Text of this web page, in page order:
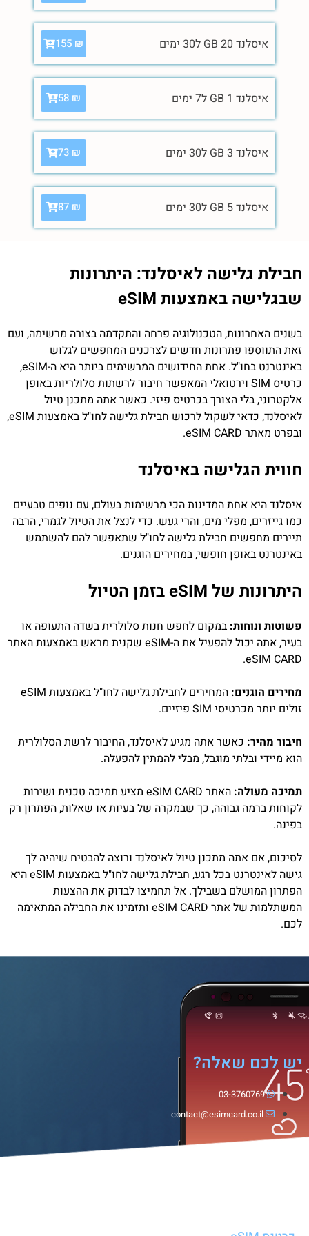
איסלנד 20 GB ל30 ימים 155 ₪
איסלנד 1 GB ל7 ימים 58 ₪
איסלנד 3 GB ל30 ימים 73 ₪
איסלנד 5 GB ל30 ימים 87 ₪
חבילת גלישה לאיסלנד: היתרונות
שבגלישה באמצעות eSIM
בשנים האחרונות, הטכנולוגיה פרחה והתקדמה בצורה מרשימה, ועם
זאת התווספו פתרונות חדשים לצרכנים המחפשים לגלוש
באינטרנט בחו"ל. אחת החידושים המרשימים ביותר היא ה-eSIM,
כרטיס SIM וירטואלי המאפשר חיבור לרשתות סלולריות באופן
אלקטרוני, בלי הצורך בכרטיס פיזי. כאשר אתה מתכנן טיול
לאיסלנד, כדאי לשקול לרכוש חבילת גלישה לחו"ל באמצעות eSIM,
ובפרט מאתר eSIM CARD.
חווית הגלישה באיסלנד
איסלנד היא אחת המדינות הכי מרשימות בעולם, עם נופים טבעיים
כמו גייזרים, מפלי מים, והרי געש. כדי לנצל את הטיול לגמרי, הרבה
תיירים מחפשים חבילת גלישה לחו"ל שתאפשר להם להשתמש
באינטרנט באופן חופשי, במחירים הוגנים.
היתרונות של eSIM בזמן הטיול
פשוטות ונוחות: במקום לחפש חנות סלולרית בשדה התעופה או
בעיר, אתה יכול להפעיל את ה-eSIM שקנית מראש באמצעות האתר
eSIM CARD.
מחירים הוגנים:
המחירים לחבילת גלישה לחו"ל באמצעות eSIM
זולים יותר מכרטיסי SIM פיזיים.
חיבור מהיר: כאשר אתה מגיע לאיסלנד, החיבור לרשת הסלולרית
הוא מיידי ובלתי מוגבל, מבלי להמתין להפעלה.
תמיכה מעולה:
האתר eSIM CARD מציע תמיכה טכנית ושירות
לקוחות ברמה גבוהה, כך שבמקרה של בעיות או שאלות, הפתרון רק
בפינה.
לסיכום, אם אתה מתכנן טיול לאיסלנד ורוצה להבטיח שיהיה לך
גישה לאינטרנט בכל רגע, חבילת גלישה לחו"ל באמצעות eSIM היא
הפתרון המושלם בשבילך. אל תחמיצו לבדוק את ההצעות
המשתלמות של אתר eSIM CARD ותזמינו את החבילה המתאימה
לכם.
יש לכם שאלה?
03-3760769
contact@esimcard.co.il